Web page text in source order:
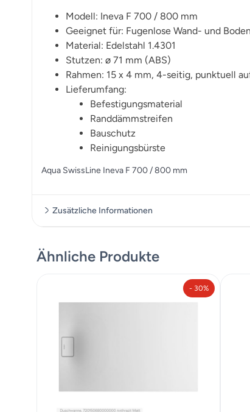
Modell: Ineva F 700 / 800 mm
Geeignet für: Fugenlose Wand- und
Material: Edelstahl 1.4301
Stutzen: ø 71 mm (ABS)
Rahmen: 15 x 4 mm, 4-seitig, punktuell
Lieferumfang:
Befestigungsmaterial
Randdämmstreifen
Bauschutz
Reinigungsbürste
Aqua SwissLine Ineva F 700 / 800 mm
Zusätzliche Informationen
Zusätzliche Informationen
Ähnliche Produkte
- 30%